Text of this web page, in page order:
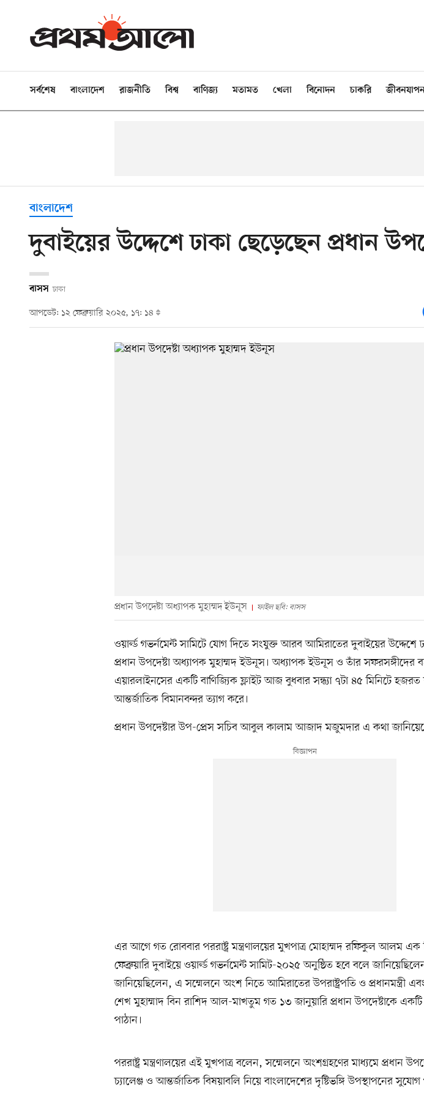
সর্বশেষ বাংলাদেশ রাজনীতি বিশ্ব বাণিজ্য মতামত খেলা বিনোদন চাকরি
বাংলাদেশ
দুবাইয়ের উদ্দেশে ঢাকা ছেড়েছেন প্রধান
বাসস ঢাকা
আপডেট: ১২ ফেব্রুয়ারি ২০২৫, ১৭: ১৪
প্রধান উপদেষ্টা অধ্যাপক মুহাম্মদ ইউনূস ফাইল ছবি: বাসস
ওয়ার্ল্ড গভর্নমেন্ট সামিটে যোগ দিতে সংযুক্ত আরব আমিরাতের দুবাইয়ের উদ্দেশে
প্রধান উপদেষ্টা অধ্যাপক মুহাম্মদ ইউনূস। অধ্যাপক ইউনূস ও তাঁর সফরসঙ্গীদের
এয়ারলাইনসের একটি বাণিজ্যিক ফ্লাইট আজ বুধবার সন্ধ্যা ৭টা ৪৫ মিনিটে
আন্তর্জাতিক বিমানবন্দর ত্যাগ করে।
প্রধান উপদেষ্টার উপ-প্রেস সচিব আবুল কালাম আজাদ মজুমদার এ কথা
এর আগে গত রোববার পররাষ্ট্র মন্ত্রণালয়ের মুখপাত্র মোহাম্মদ রফিকুল আলম এক
ফেব্রুয়ারি দুবাইয়ে ওয়ার্ল্ড গভর্নমেন্ট সামিট-২০২৫ অনুষ্ঠিত হবে বলে
জানিয়েছিলেন, এ সম্মেলনে অংশ নিতে আমিরাতের উপরাষ্ট্রপতি ও প্রধানমন্ত্রী
শেখ মুহাম্মাদ বিন রাশিদ আল-মাখতুম গত ১৩ জানুয়ারি প্রধান উপদেষ্টাকে একটি
পাঠান।
পররাষ্ট্র মন্ত্রণালয়ের এই মুখপাত্র বলেন, সম্মেলনে অংশগ্রহণের মাধ্যমে প্রধান
চ্যালেঞ্জ ও আন্তর্জাতিক বিষয়াবলি নিয়ে বাংলাদেশের দৃষ্টিভঙ্গি উপস্থাপনের সুযোগ